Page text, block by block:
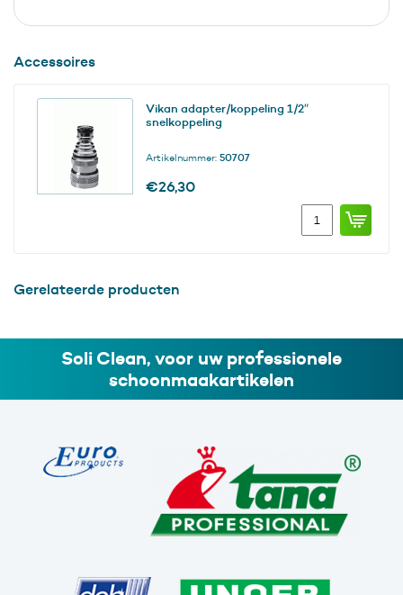
Accessoires
Vikan adapter/koppeling 1/2″
snelkoppeling
Artikelnummer: 50707
€26,30
adapter/
Gerelateerde producten
Soli Clean, voor uw professionele
schoonmaakartikelen